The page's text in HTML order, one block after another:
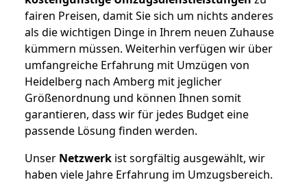
fairen Preisen, damit Sie sich um nichts anderes
als die wichtigen Dinge in Ihrem neuen Zuhause
kümmern müssen. Weiterhin verfügen wir über
umfangreiche Erfahrung mit Umzügen von
Heidelberg nach Amberg mit jeglicher
Größenordnung und können Ihnen somit
garantieren, dass wir für jedes Budget eine
passende Lösung finden werden.
Unser Netzwerk ist sorgfältig ausgewählt, wir
haben viele Jahre Erfahrung im Umzugsbereich.